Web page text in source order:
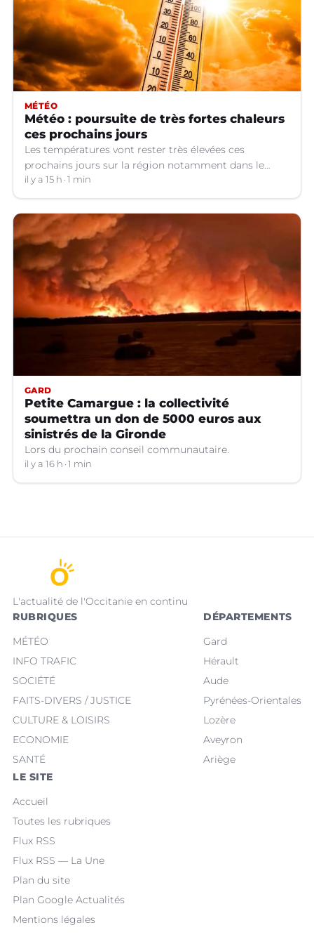
MÉTÉO
Météo : poursuite de très fortes chaleurs
ces prochains jours
Les températures vont rester très élevées ces
prochains jours sur la région notamment dans le
Languedoc.
il y a 15 h 1 min
GARD
Petite Camargue : la collectivité
soumettra un don de 5000 euros aux
sinistrés de la Gironde
Lors du prochain conseil communautaire.
il y a 16 h 1 min
L'actualité de l'Occitanie en continu
RUBRIQUES
MÉTÉO
INFO TRAFIC
SOCIÉTÉ
FAITS-DIVERS / JUSTICE
CULTURE & LOISIRS
ECONOMIE
SANTÉ
DÉPARTEMENTS
Gard
Hérault
Aude
Pyrénées-Orientales
Lozère
Aveyron
Ariège
LE SITE
Accueil
Toutes les rubriques
Flux RSS
Flux RSS — La Une
Plan du site
Plan Google Actualités
Mentions légales